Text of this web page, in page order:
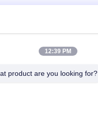
迅速な連絡
12:39 PM
product are you looking for?